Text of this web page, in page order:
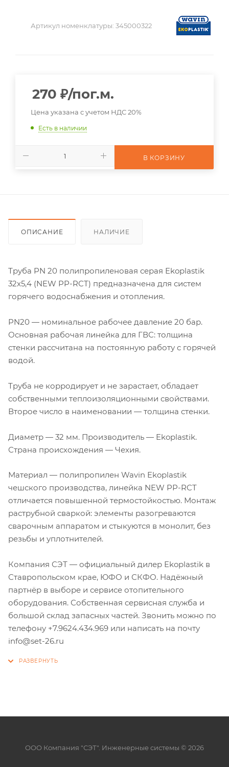
Артикул номенклатуры: 345000322
270 ₽/пог.м.
Цена указана с учетом НДС 20%
Есть в наличии
В КОРЗИНУ
ОПИСАНИЕ НАЛИЧИЕ
Труба PN 20 полипропиленовая серая Ekoplastik
32x5,4 (NEW PP-RCT) предназначена для систем
горячего водоснабжения и отопления.
PN20 — номинальное рабочее давление 20 бар.
Основная рабочая линейка для ГВС: толщина
стенки рассчитана на постоянную работу с горячей
водой.
Труба не корродирует и не зарастает, обладает
собственными теплоизоляционными свойствами.
Второе число в наименовании — толщина стенки.
Диаметр — 32 мм. Производитель — Ekoplastik.
Страна происхождения — Чехия.
Материал — полипропилен Wavin Ekoplastik
чешского производства, линейка NEW PP-RCT
отличается повышенной термостойкостью. Монтаж
раструбной сваркой: элементы разогреваются
сварочным аппаратом и стыкуются в монолит, без
резьбы и уплотнителей.
Компания СЭТ — официальный дилер Ekoplastik в
Ставропольском крае, ЮФО и СКФО. Надёжный
партнёр в выборе и сервисе отопительного
оборудования. Собственная сервисная служба и
большой склад запасных частей. Звонить можно по
телефону +7.9624.434.969 или написать на почту
info@set-26.ru
ООО Компания "СЭТ". Инженерные системы © 2026